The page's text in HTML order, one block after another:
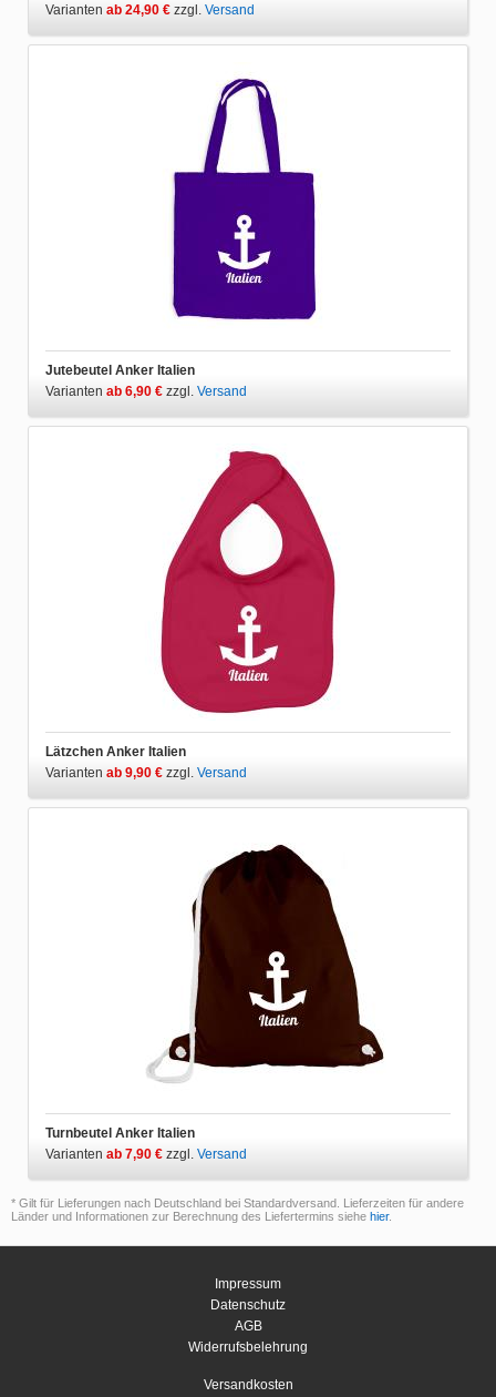
Varianten ab 24,90 € zzgl. Versand
Jutebeutel Anker Italien
Varianten ab 6,90 € zzgl. Versand
Lätzchen Anker Italien
Varianten ab 9,90 € zzgl. Versand
Turnbeutel Anker Italien
Varianten ab 7,90 € zzgl. Versand
* Gilt für Lieferungen nach Deutschland bei Standardversand. Lieferzeiten für andere
Länder und Informationen zur Berechnung des Liefertermins siehe hier.
Impressum
Datenschutz
AGB
Widerrufsbelehrung
Versandkosten